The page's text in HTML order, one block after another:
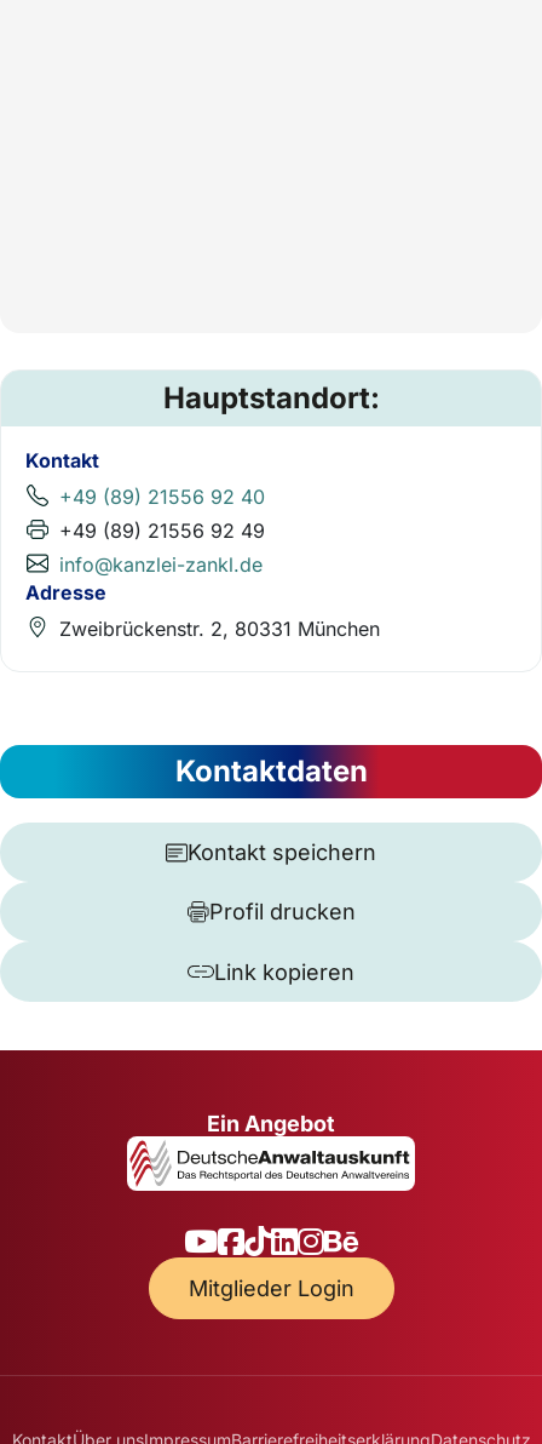
Hauptstandort:
Kontakt
+49 (89) 21556 92 40
+49 (89) 21556 92 49
info@kanzlei-zankl.de
Adresse
Zweibrückenstr. 2, 80331 München
Kontaktdaten
Kontakt speichern
Profil drucken
Link kopieren
Ein Angebot
Mitglieder Login
KontaktÜber unsImpressumBarrierefreiheitserklärungDatenschutz